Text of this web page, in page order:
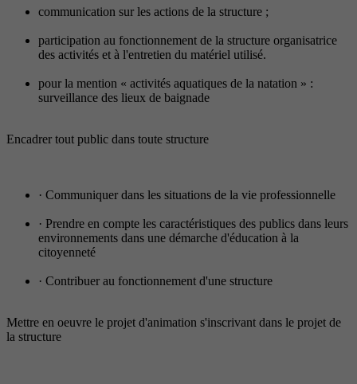
communication sur les actions de la structure ;
participation au fonctionnement de la structure organisatrice
des activités et à l'entretien du matériel utilisé.
pour la mention « activités aquatiques de la natation » :
surveillance des lieux de baignade
Encadrer tout public dans toute structure
· Communiquer dans les situations de la vie professionnelle
· Prendre en compte les caractéristiques des publics dans leurs
environnements dans une démarche d'éducation à la
citoyenneté
· Contribuer au fonctionnement d'une structure
Mettre en oeuvre le projet d'animation s'inscrivant dans le projet de
la structure